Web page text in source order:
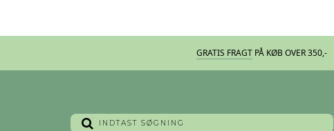
GRATIS FRAGTPÅ KØB OVER 350,-